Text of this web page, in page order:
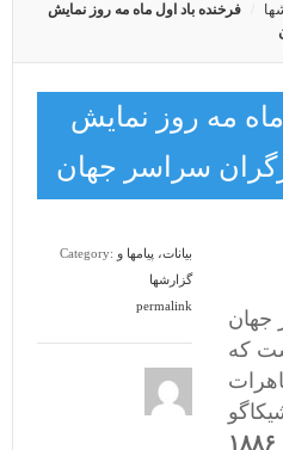
فرخنده باد اول ماه مه روز نمایش
مه روز نمایش
سراسر جهان
Category: بیانات، پیامها و
گزارشها
permalink
جهان
است که
۱۸۸۶